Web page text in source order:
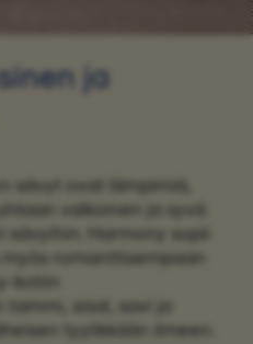
ja
sävyt ovat lämpimiä,
valkoinen ja syvä
sävyihin. Harmony sopii
romanttisempaan
kotiin
sisal, savi ja
tyylikkään ilmeen.